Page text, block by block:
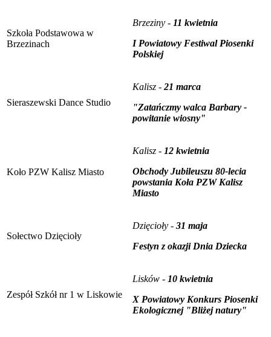
Szkoła Podstawowa w
Brzezinach
Brzeziny - 11 kwietnia
I Powiatowy Festiwal Piosenki
Polskiej
Sieraszewski Dance Studio
Kalisz - 21 marca
"Zatańczmy walca Barbary -
powitanie wiosny"
Koło PZW Kalisz Miasto
Kalisz - 12 kwietnia
Obchody Jubileuszu 80-lecia
powstania Koła PZW Kalisz
Miasto
Sołectwo Dzięcioły
Dzięcioły - 31 maja
Festyn z okazji Dnia Dziecka
Zespół Szkół nr 1 w Liskowie
Lisków - 10 kwietnia
X Powiatowy Konkurs Piosenki
Ekologicznej "Bliżej natury"